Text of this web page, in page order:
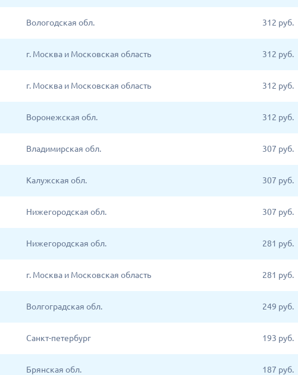
Вологодская обл. 312 руб.
г. Москва и Московская область 312 руб.
г. Москва и Московская область 312 руб.
Воронежская обл. 312 руб.
Владимирская обл. 307 руб.
Калужская обл. 307 руб.
Нижегородская обл. 307 руб.
Нижегородская обл. 281 руб.
г. Москва и Московская область 281 руб.
Волгоградская обл. 249 руб.
Санкт-петербург 193 руб.
Брянская обл. 187 руб.